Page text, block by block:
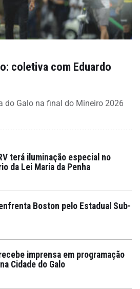
coletiva com Eduardo
do Galo na final do Mineiro 2026
terá iluminação especial no
da Lei Maria da Penha
Boston pelo Estadual Sub-
imprensa em programação
Cidade do Galo